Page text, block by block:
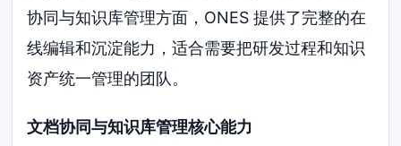
协同与知识库管理方面，ONES 提供了完整的在
线编辑和沉淀能力，适合需要把研发过程和知识
资产统一管理的团队。
文档协同与知识库管理核心能力